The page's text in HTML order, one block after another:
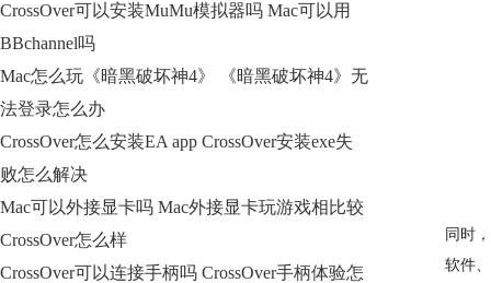
CrossOver可以安装MuMu模拟器吗 Mac可以用
BBchannel吗
Mac怎么玩《暗黑破坏神4》 《暗黑破坏神4》无
法登录怎么办
CrossOver怎么安装EA app CrossOver安装exe失
败怎么解决
Mac可以外接显卡吗 Mac外接显卡玩游戏相比较
CrossOver怎么样
CrossOver可以连接手柄吗 CrossOver手柄体验怎
同时
软件